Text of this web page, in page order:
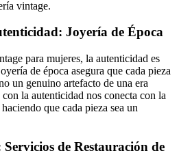
vintage.
Joyería de Época
para mujeres, la autenticidad es
de época asegura que cada pieza
un genuino artefacto de una era
la autenticidad nos conecta con la
que cada pieza sea un
de Restauración de